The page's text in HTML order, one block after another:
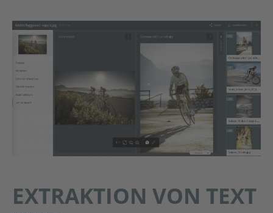
EXTRAKTION VON TEXT